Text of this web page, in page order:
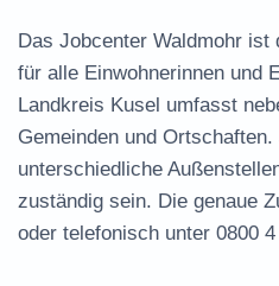
Das Jobcenter Waldmohr ist
für alle Einwohnerinnen und
Landkreis Kusel umfasst
Gemeinden und
unterschiedliche
zuständig sein. Die genaue
oder telefonisch unter 0800